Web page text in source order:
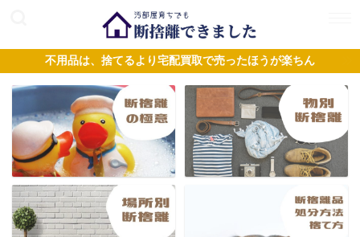
不用品は、捨てるより宅配買取で売ったほうが楽ちん